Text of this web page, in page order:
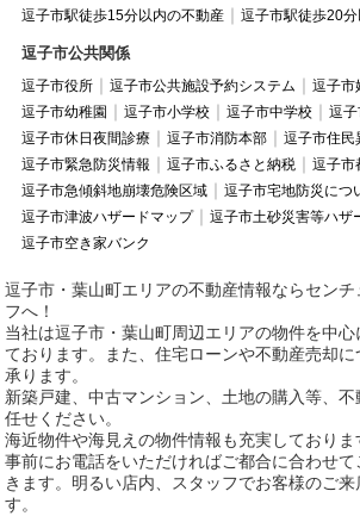
逗子市駅徒歩15分以内の不動産
逗子市駅徒歩20
逗子市公共関係
逗子市役所 逗子市公共施設予約システム
逗子市
逗子市幼稚園
逗子市小学校 逗子市中学校
逗
逗子市休日夜間診療
逗子市消防本部
逗子市住民
逗子市緊急防災情報
逗子市ふるさと納税
逗子市
逗子市急傾斜地崩壊危険区域
逗子市宅地防災につ
逗子市津波ハザードマップ
逗子市土砂災害等ハザ
逗子市空き家バンク
逗子市・葉山町エリアの不動産情報ならセン
フへ！
当社は逗子市・葉山町周辺エリアの物件を中
ております。また、住宅ローンや不動産売却
承ります。
新築戸建、中古マンション、土地の購入等、
任せください。
海近物件や海見えの物件情報も充実しておりま
事前にお電話をいただければご都合に合わせ
きます。明るい店内、スタッフでお客様のご
す。